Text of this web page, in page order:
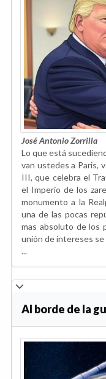
José Antonio Zorrilla
Lo que está
van ustedes a Paris,
III, que celebra el
el Imperio de los
monumento a la
una de las pocas
mas absoluto de los
unión de intereses
...
Al borde de la